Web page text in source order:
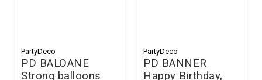
PartyDeco
PD BALOANE
Strong balloons
PartyDeco
PD BANNER
Happy Birthday,